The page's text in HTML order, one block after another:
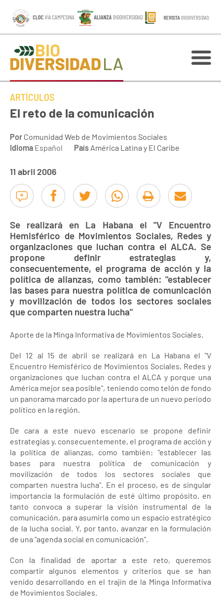
ARTÍCULOS
El reto de la comunicación
Por Comunidad Web de Movimientos Sociales
Idioma Español País América Latina y El Caribe
11 abril 2006
Se realizará en La Habana el "V Encuentro
Hemisférico de Movimientos Sociales, Redes y
organizaciones que luchan contra el ALCA. Se
propone definir estrategias y,
consecuentemente, el programa de acción y la
política de alianzas, como también: "establecer
las bases para nuestra política de comunicación
y movilización de todos los sectores sociales
que comparten nuestra lucha"
Aporte de la Minga Informativa de Movimientos Sociales.
Del 12 al 15 de abril se realizará en La Habana el "V
Encuentro Hemisférico de Movimientos Sociales, Redes y
organizaciones que luchan contra el ALCA y porque una
América mejor sea posible", teniendo como telón de fondo
un panorama marcado por la apertura de un nuevo período
político en la región.
De cara a este nuevo escenario se propone definir
estrategias y, consecuentemente, el programa de acción y
la política de alianzas, como también: "establecer las
bases para nuestra política de comunicación y
movilización de todos los sectores sociales que
comparten nuestra lucha". En el proceso, es de singular
importancia la formulación de esté último propósito, en
tanto convoca a superar la visión instrumental de la
comunicación, para asumirla como un espacio estratégico
de la lucha social. Y, por tanto, avanzar en la formulación
de una "agenda social en comunicación".
Con la finalidad de aportar a este reto, queremos
compartir algunos elementos y criterios que se han
venido desarrollando en el trajín de la Minga Informativa
de Movimientos Sociales.